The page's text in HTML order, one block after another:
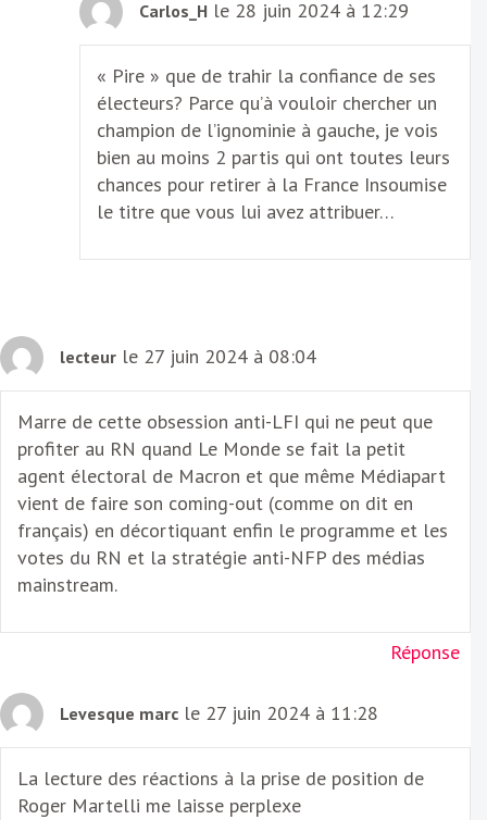
Carlos_H le 28 juin 2024 à 12:29
« Pire » que de trahir la confiance de ses
électeurs? Parce qu’à vouloir chercher un
champion de l’ignominie à gauche, je vois
bien au moins 2 partis qui ont toutes leurs
chances pour retirer à la France Insoumise
le titre que vous lui avez attribuer…
lecteur le 27 juin 2024 à 08:04
Marre de cette obsession anti-LFI qui ne peut que
profiter au RN quand Le Monde se fait la petit
agent électoral de Macron et que même Médiapart
vient de faire son coming-out (comme on dit en
français) en décortiquant enfin le programme et les
votes du RN et la stratégie anti-NFP des médias
mainstream.
Réponse
Levesque marc le 27 juin 2024 à 11:28
La lecture des réactions à la prise de position de
Roger Martelli me laisse perplexe